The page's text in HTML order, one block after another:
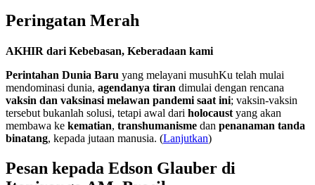
Peringatan Merah
AKHIR dari Kebebasan, Keberadaan kami
Perintahan Dunia Baru yang melayani musuhKu telah mulai
mendominasi dunia, agendanya tiran dimulai dengan rencana
vaksin dan vaksinasi melawan pandemi saat ini; vaksin-vaksin
tersebut bukanlah solusi, tetapi awal dari holocaust yang akan
membawa ke kematian, transhumanisme dan penanaman tanda
binatang, kepada jutaan manusia. (Lanjutkan)
Pesan kepada Edson Glauber di